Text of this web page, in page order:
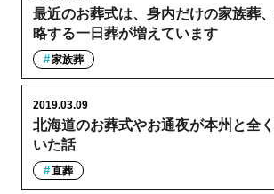
最近のお葬式は、身内だけの家族葬
略する一日葬が増えています
家族葬
北海道のお葬式やお通夜が本州と全
いた話
2019.03.09
直葬